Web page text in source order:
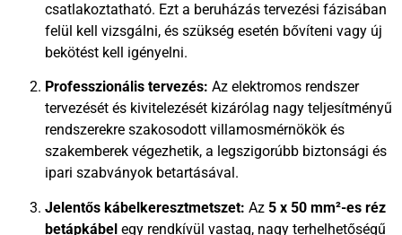
csatlakoztatható. Ezt a beruházás tervezési fázisában
felül kell vizsgálni, és szükség esetén bővíteni vagy új
bekötést kell igényelni.
Professzionális tervezés: Az elektromos rendszer
tervezését és kivitelezését kizárólag nagy teljesítményű
rendszerekre szakosodott villamosmérnökök és
szakemberek végezhetik, a legszigorúbb biztonsági és
ipari szabványok betartásával.
Jelentős kábelkeresztmetszet: Az 5 x 50 mm²-es réz
betápkábel egy rendkívül vastag, nagy terhelhetőségű